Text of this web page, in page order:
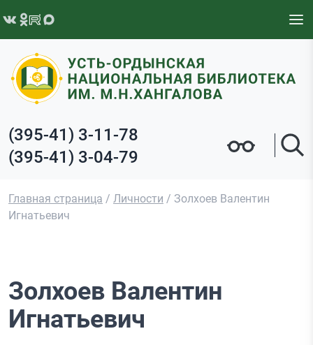
(395-41) 3-11-78
(395-41) 3-04-79
Главная страница / Личности / Золхоев Валентин
Игнатьевич
Золхоев Валентин
Игнатьевич